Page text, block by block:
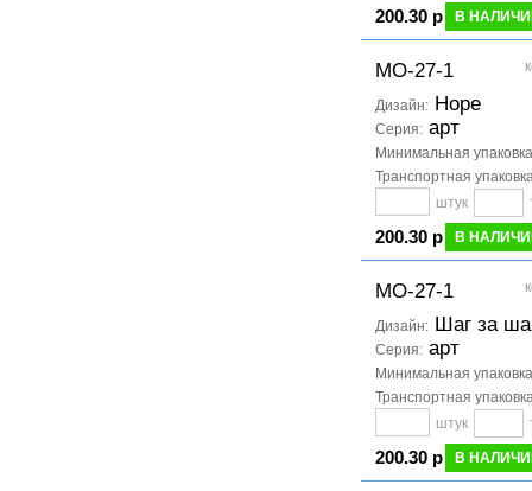
200.30 р В
МО-27-1
Дизайн: Hope
Серия: арт
Минимальная упаковка
Транспортная
штук
200.30 р В
МО-27-1
Дизайн: Шаг за
Серия: арт
Минимальная упаковка
Транспортная
штук
200.30 р В